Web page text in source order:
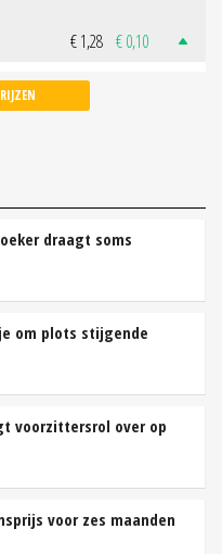
€ 1,28 € 0,10
draagt soms
om plots stijgende
voorzittersrol over op
voor zes maanden